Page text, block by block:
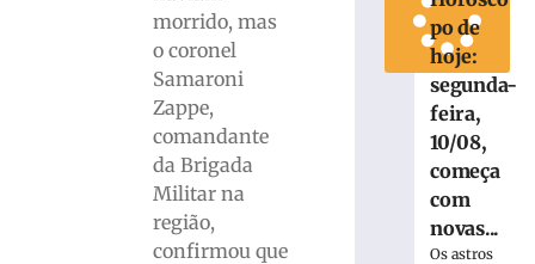
morrido, mas
o coronel
Samaroni
Zappe,
comandante
da Brigada
Militar na
região,
confirmou que
po de
hoje:
segunda-
feira,
10/08,
começa
com
novas...
Os astros